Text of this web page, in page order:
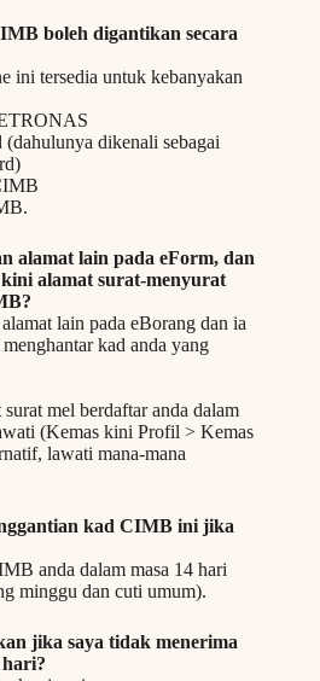
boleh digantikan secara
ini tersedia untuk kebanyakan
dikenali sebagai
alamat lain pada eForm, dan
alamat surat-menyurat
lain pada eBorang dan ia
kad anda yang
mel berdaftar anda dalam
(Kemas kini Profil > Kemas
lawati mana-mana
kad CIMB ini jika
anda dalam masa 14 hari
minggu dan cuti umum).
jika saya tidak menerima
hari?